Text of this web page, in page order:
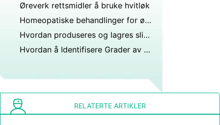
Øreverk rettsmidler å bruke hvitløk
Homeopatiske behandlinger for øresus
Hvordan produseres og lagres slim i nesen?
Hvordan å Identifisere Grader av hørselstap
RELATERTE ARTIKLER